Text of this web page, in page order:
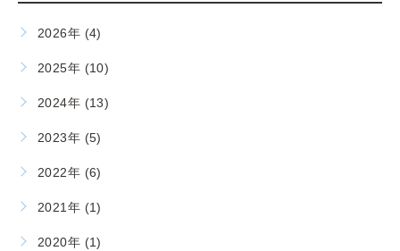
2026年 (4)
2025年 (10)
2024年 (13)
2023年 (5)
2022年 (6)
2021年 (1)
2020年 (1)